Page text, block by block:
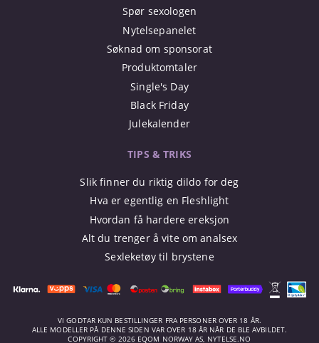
Spør sexologen
Nytelsepanelet
Søknad om sponsorat
Produktomtaler
Single's Day
Black Friday
Julekalender
TIPS & TRIKS
Slik finner du riktig dildo for deg
Hva er egentlig en Fleshlight
Hvordan få hardere ereksjon
Alt du trenger å vite om analsex
Sexleketøy til brystene
VI GODTAR KUN BESTILLINGER FRA PERSONER OVER 18 ÅR.
ALLE MODELLER PÅ DENNE SIDEN VAR OVER 18 ÅR NÅR DE BLE AVBILDET.
COPYRIGHT © 2026 EQOM NORWAY AS, NYTELSE.NO